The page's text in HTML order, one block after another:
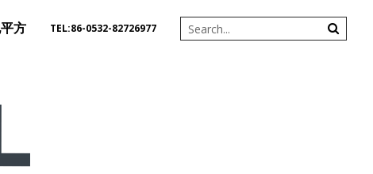
方 TEL:86-0532-82726977